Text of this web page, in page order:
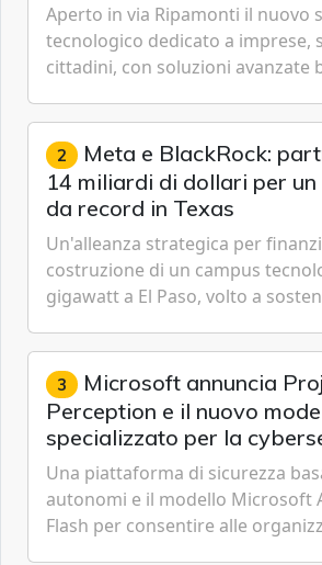
Aperto in via Ripamonti il nuovo
tecnologico dedicato a imprese,
cittadini, con soluzioni avanzate
Cybersecurity.
2 Meta e BlackRock:
14 miliardi di dollari per
da record in Texas
Un'alleanza strategica per
costruzione di un campus
gigawatt a El Paso, volto a
artificiale dell'azienda di Mark
3 Microsoft annuncia
Perception e il nuovo
specializzato per la
Una piattaforma di sicurezza
autonomi e il modello Microsoft
Flash per consentire alle